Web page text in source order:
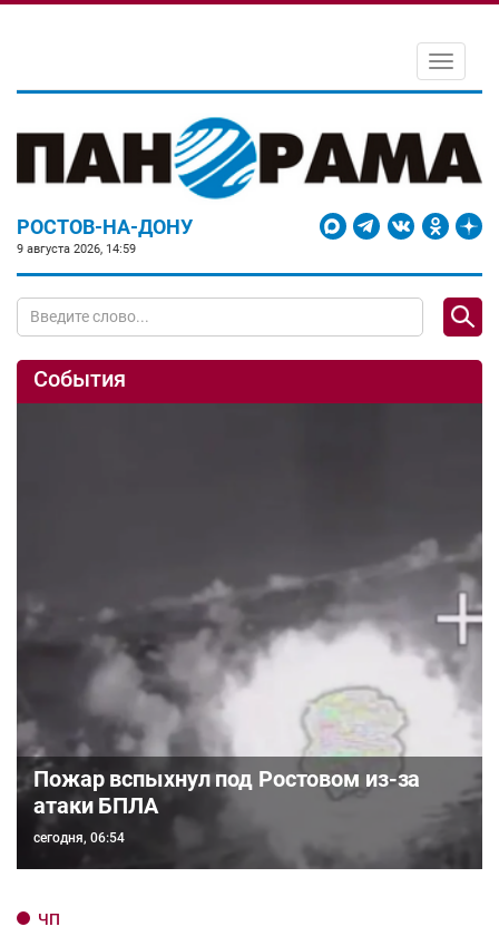
Toggle
РОСТОВ-НА-ДОНУ
9 августа 2026, 14:59
События
Пожар вспыхнул под Ростовом из-за
атаки БПЛА
сегодня, 06:54
ЧП